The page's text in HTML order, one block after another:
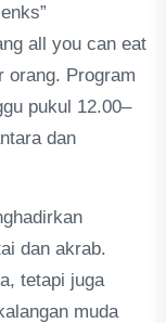
all you can eat
orang. Program
pukul 12.00–
dan
dan akrab.
tetapi juga
muda